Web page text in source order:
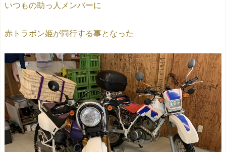
いつもの助っ人メンバーに
赤トラボン姫が同行する事となった